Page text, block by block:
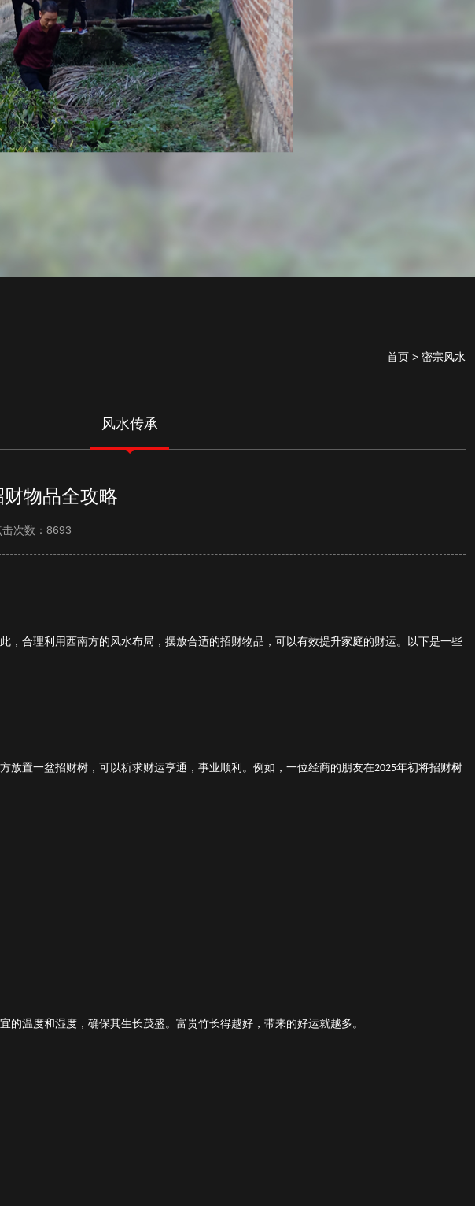
首页 > 密宗风水
风水传承
物品全攻略
次数：8693
合理利用西南方的风水布局，摆放合适的招财物品，可以有效提升家庭的财运。以下是一些
放置一盆招财树，可以祈求财运亨通，事业顺利。例如，一位经商的朋友在2025年初将招财树
温度和湿度，确保其生长茂盛。富贵竹长得越好，带来的好运就越多。